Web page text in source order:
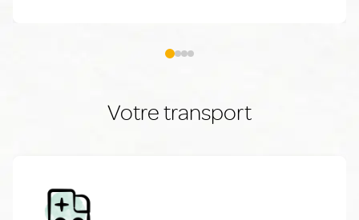
Votre transport